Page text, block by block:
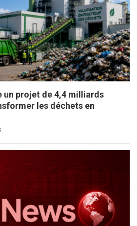
un projet de 4,4 milliards
les déchets en